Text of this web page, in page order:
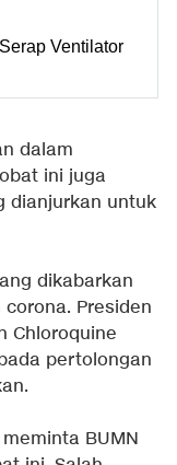
Ventilator
dalam
ini juga
dianjurkan untuk
dikabarkan
Presiden
Chloroquine
pertolongan
BUMN